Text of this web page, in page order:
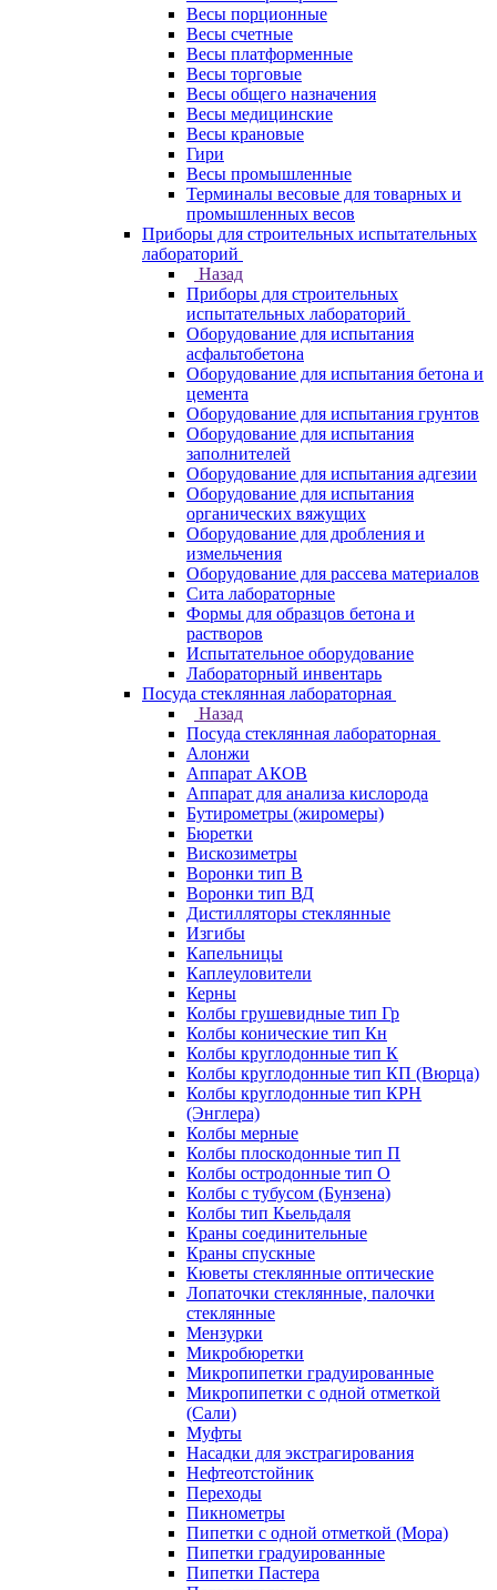
Весы порционные
Весы счетные
Весы платформенные
Весы торговые
Весы общего назначения
Весы медицинские
Весы крановые
Гири
Весы промышленные
Терминалы весовые для товарных и
промышленных весов
Приборы для строительных испытательных
лабораторий
Назад
Приборы для строительных
испытательных лабораторий
Оборудование для испытания
асфальтобетона
Оборудование для испытания бетона и
цемента
Оборудование для испытания грунтов
Оборудование для испытания
заполнителей
Оборудование для испытания адгезии
Оборудование для испытания
органических вяжущих
Оборудование для дробления и
измельчения
Оборудование для рассева материалов
Сита лабораторные
Формы для образцов бетона и
растворов
Испытательное оборудование
Лабораторный инвентарь
Посуда стеклянная лабораторная
Назад
Посуда стеклянная лабораторная
Алонжи
Аппарат АКОВ
Аппарат для анализа кислорода
Бутирометры (жиромеры)
Бюретки
Вискозиметры
Воронки тип В
Воронки тип ВД
Дистилляторы стеклянные
Изгибы
Капельницы
Каплеуловители
Керны
Колбы грушевидные тип Гр
Колбы конические тип Кн
Колбы круглодонные тип К
Колбы круглодонные тип КП (Вюрца)
Колбы круглодонные тип КРН
(Энглера)
Колбы мерные
Колбы плоскодонные тип П
Колбы остродонные тип О
Колбы с тубусом (Бунзена)
Колбы тип Кьельдаля
Краны соединительные
Краны спускные
Кюветы стеклянные оптические
Лопаточки стеклянные, палочки
стеклянные
Мензурки
Микробюретки
Микропипетки градуированные
Микропипетки с одной отметкой
(Сали)
Муфты
Насадки для экстрагирования
Нефтеотстойник
Переходы
Пикнометры
Пипетки с одной отметкой (Мора)
Пипетки градуированные
Пипетки Пастера